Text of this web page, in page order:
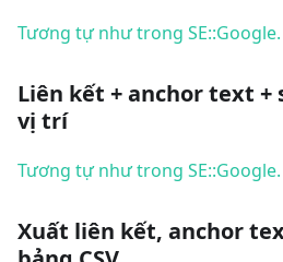
Tương tự như trong SE::Google.
Liên kết + anchor text
vị trí
Tương tự như trong SE::Google.
Xuất liên kết, anchor